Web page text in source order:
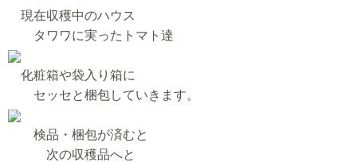
現在収穫中のハウス
タワワに実ったトマト達
化粧箱や袋入り箱に
セッセと梱包していきます。
検品・梱包が済むと
次の収穫品へと